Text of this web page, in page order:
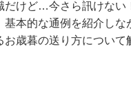
だけど…今さら訊けない
基本的な通例を紹介しな
お歳暮の送り方について